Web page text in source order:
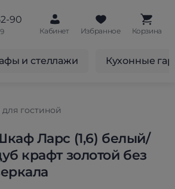
90
Кабинет Избранное Корзина
и стеллажи Кухонные
гостиной
Ларс (1,6) белый/
крафт золотой без